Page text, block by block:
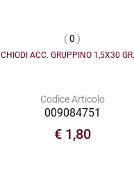
(0 )
CHIODI ACC. GRUPPINO 1,5X30
Codice Articolo
009084751
€ 1,80